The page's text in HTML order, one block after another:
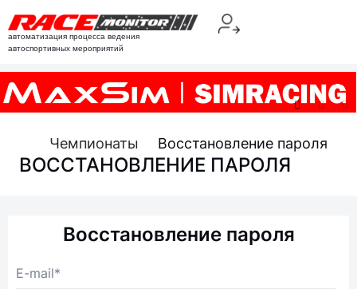
автоматизация процесса ведения
автоспортивных мероприятий
Чемпионаты Восстановление пароля
ВОССТАНОВЛЕНИЕ ПАРОЛЯ
Восстановление пароля
E-mail*